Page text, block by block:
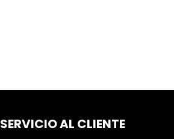
SERVICIO AL CLIENTE